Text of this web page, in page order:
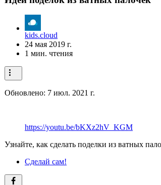
kids.cloud
24 мая 2019 г.
1 мин. чтения
Обновлено: 7 июл. 2021 г.
https://youtu.be/bKXz2hV_KGM
Узнайте, как сделать поделки из ватных
Сделай сам!